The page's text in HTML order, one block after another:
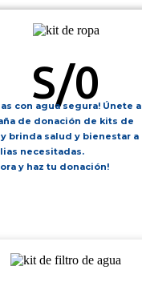
S/0
con agua segura! Únete a
de donación de kits de
brinda salud y bienestar a
necesitadas.
y haz tu donación!